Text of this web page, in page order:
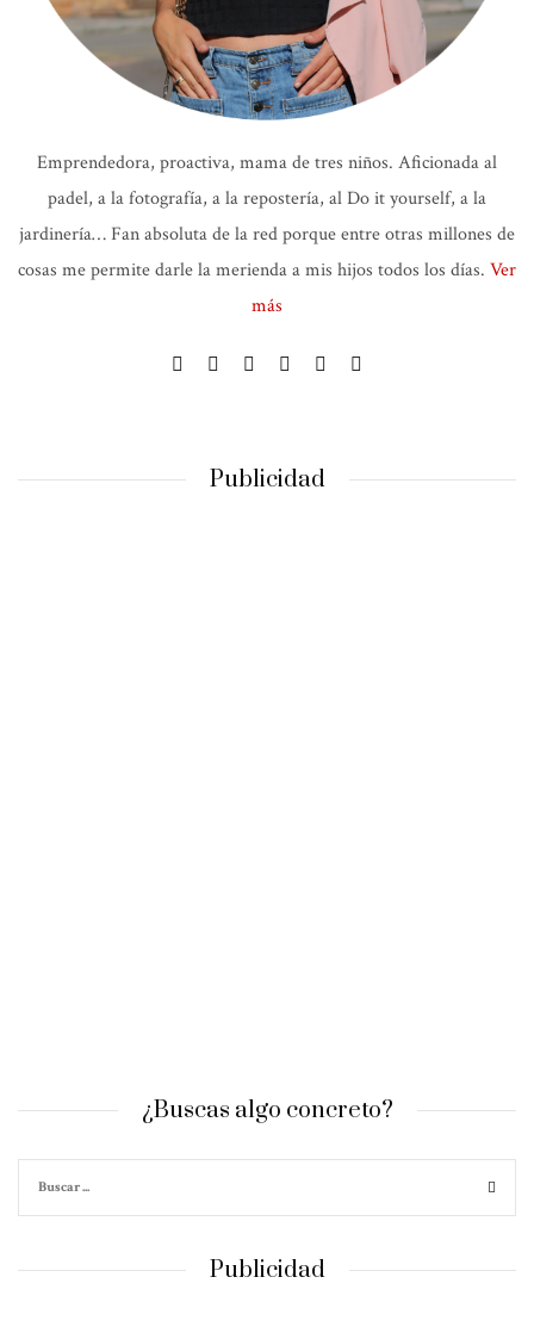
Emprendedora, proactiva, mama de tres niños. Aficionada al
padel, a la fotografía, a la repostería, al Do it yourself, a la
jardinería… Fan absoluta de la red porque entre otras millones de
cosas me permite darle la merienda a mis hijos todos los días. Ver
más
Publicidad
¿Buscas algo concreto?
Publicidad